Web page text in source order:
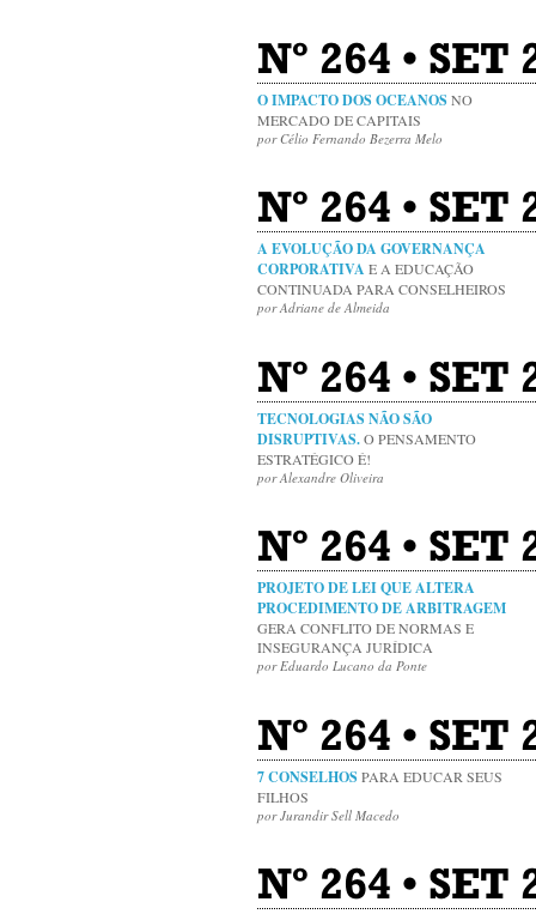
Nº 264 •
O IMPACTO DOS OCEANOS NO
MERCADO DE CAPITAIS
por Célio Fernando Bezerra Melo
Nº 264 •
A EVOLUÇÃO DA GOVERNANÇA
CORPORATIVA E A EDUCAÇÃO
CONTINUADA PARA CONSELHEIROS
por Adriane de Almeida
Nº 264 •
TECNOLOGIAS NÃO SÃO
DISRUPTIVAS.O PENSAMENTO
ESTRATÉGICO É!
por Alexandre Oliveira
Nº 264 •
PROJETO DE LEI QUE ALTERA
PROCEDIMENTO DE ARBITRAGEM
GERA CONFLITO DE NORMAS E
INSEGURANÇA JURÍDICA
por Eduardo Lucano da Ponte
Nº 264 •
7 CONSELHOS PARA EDUCAR SEUS
FILHOS
por Jurandir Sell Macedo
Nº 264 •